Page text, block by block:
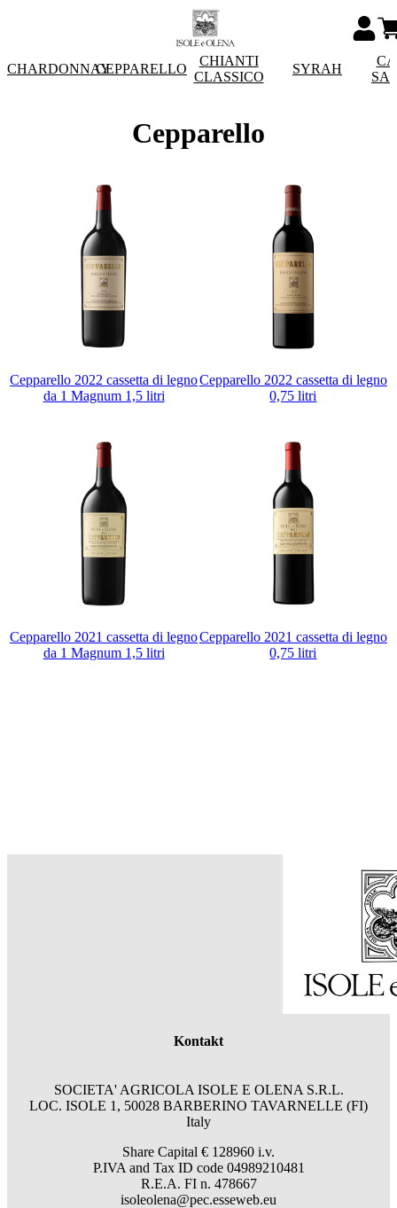
CHARDONNAYCEPPARELLO
CHIANTI
CLASSICO
SYRAH
Cepparello
Cepparello 2022 cassetta di legno
da 1 Magnum 1,5 litri
Cepparello 2022 cassetta di legno
0,75 litri
Cepparello 2021 cassetta di legno
da 1 Magnum 1,5 litri
Cepparello 2021 cassetta di legno
0,75 litri
Kontakt
SOCIETA' AGRICOLA ISOLE E OLENA S.R.L.
LOC. ISOLE 1, 50028 BARBERINO TAVARNELLE (FI)
Italy
Share Capital € 128960 i.v.
P.IVA and Tax ID code 04989210481
R.E.A. FI n. 478667
isoleolena@pec.esseweb.eu